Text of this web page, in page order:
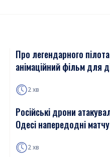
Про легендарного
анімаційний фільм для
2 хв
Російські дрони
Одесі напередодні
2 хв